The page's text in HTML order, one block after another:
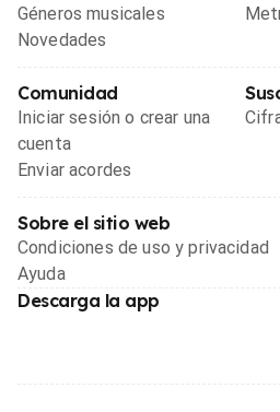
Géneros musicales
Novedades
Comunidad
Iniciar sesión o crear una
cuenta
Enviar acordes
Sobre el sitio web
Condiciones de uso y privacidad
Ayuda
Descarga la app